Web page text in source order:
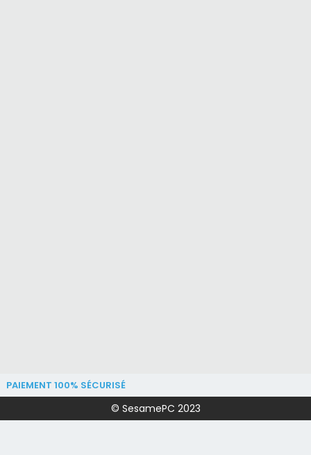
PAIEMENT 100% SÉCURISÉ
© SesamePC 2023